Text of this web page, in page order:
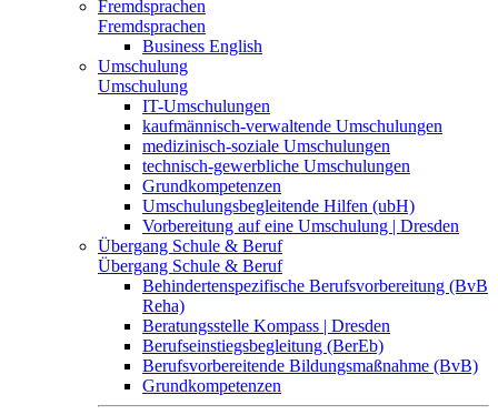
Fremdsprachen
Fremdsprachen
Business English
Umschulung
Umschulung
IT-Umschulungen
kaufmännisch-verwaltende Umschulungen
medizinisch-soziale Umschulungen
technisch-gewerbliche Umschulungen
Grundkompetenzen
Umschulungsbegleitende Hilfen (ubH)
Vorbereitung auf eine Umschulung | Dresden
Übergang Schule & Beruf
Übergang Schule & Beruf
Behindertenspezifische Berufsvorbereitung (BvB
Reha)
Beratungsstelle Kompass | Dresden
Berufseinstiegsbegleitung (BerEb)
Berufsvorbereitende Bildungsmaßnahme (BvB)
Grundkompetenzen